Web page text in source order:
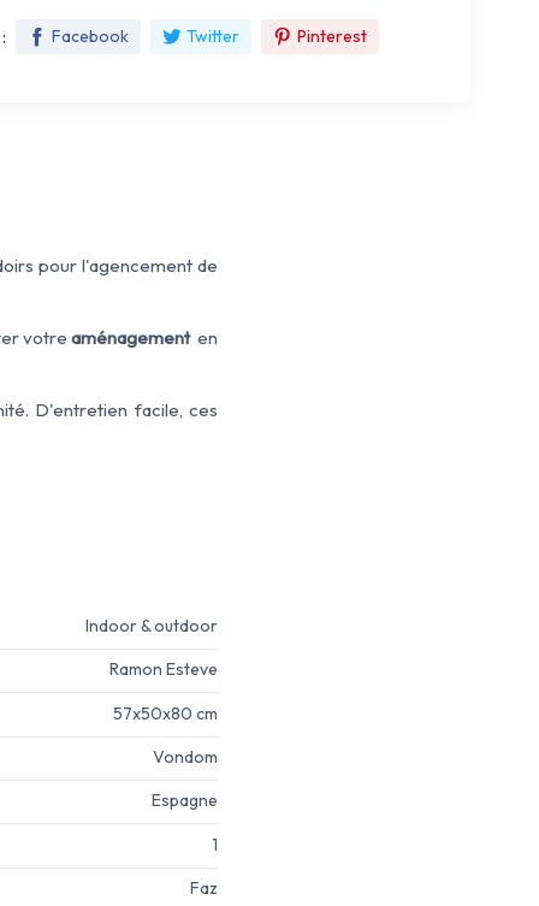
Facebook Twitter Pinterest
pour l'agencement de
votre aménagementen
D'entretien facile, ces
Indoor & outdoor
Ramon Esteve
57x50x80 cm
Vondom
Espagne
1
Faz